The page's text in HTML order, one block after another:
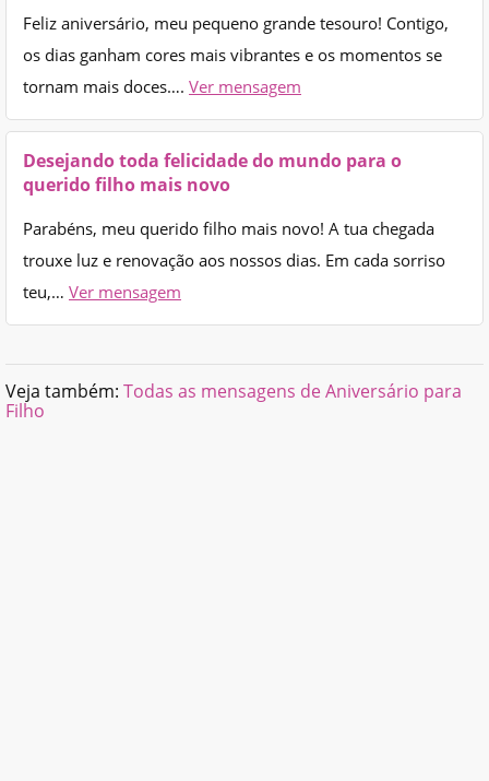
Feliz aniversário, meu pequeno grande tesouro! Contigo,
os dias ganham cores mais vibrantes e os momentos se
tornam mais doces…. Ver mensagem
Desejando toda felicidade do mundo para o
querido filho mais novo
Parabéns, meu querido filho mais novo! A tua chegada
trouxe luz e renovação aos nossos dias. Em cada sorriso
teu,… Ver mensagem
Veja também: Todas as mensagens de Aniversário para
Filho